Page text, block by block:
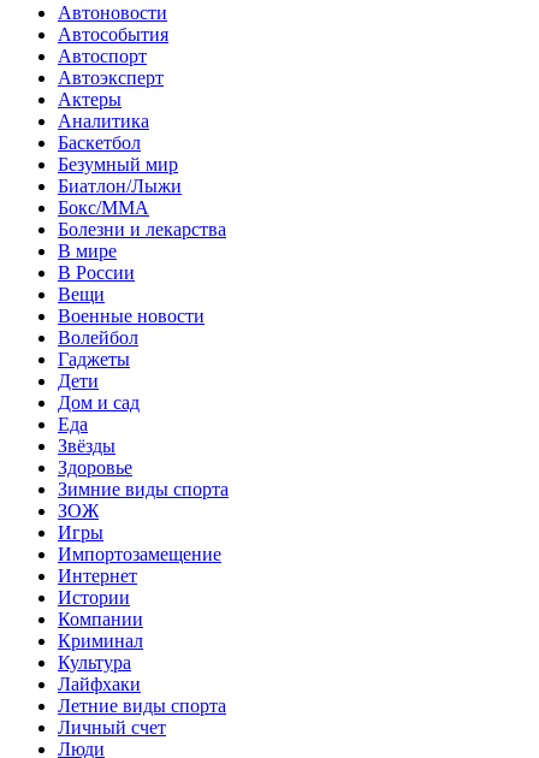
Автоновости
Автособытия
Автоспорт
Автоэксперт
Актеры
Аналитика
Баскетбол
Безумный мир
Биатлон/Лыжи
Бокс/MMA
Болезни и лекарства
В мире
В России
Вещи
Военные новости
Волейбол
Гаджеты
Дети
Дом и сад
Еда
Звёзды
Здоровье
Зимние виды спорта
ЗОЖ
Игры
Импортозамещение
Интернет
Истории
Компании
Криминал
Культура
Лайфхаки
Летние виды спорта
Личный счет
Люди